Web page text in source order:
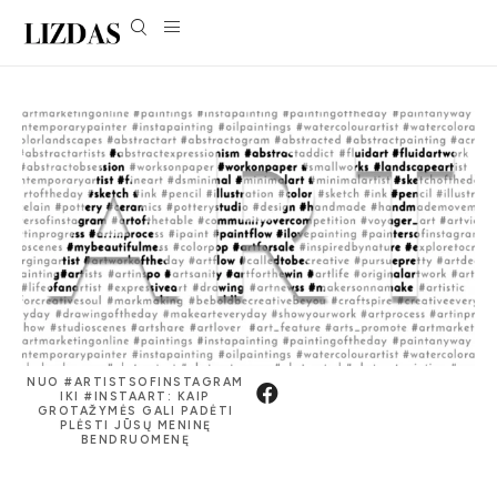
NUO #ARTISTSOFINSTAGRAM
IKI #INSTAART: KAIP
GROTAŽYMĖS GALI PADĖTI
PLĖSTI JŪSŲ MENINĘ
BENDRUOMENĘ